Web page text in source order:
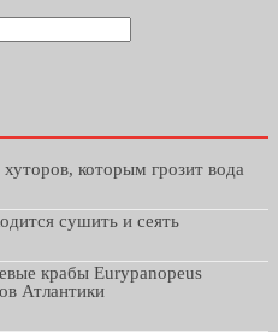
которым грозит вода
сушить и сеять
крабы Eurypanopeus
Атлантики